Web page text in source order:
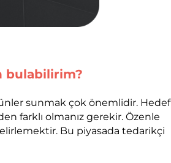
bulabilirim?
sunmak çok önemlidir. Hedef
farklı olmanız gerekir. Özenle
Bu piyasada tedarikçi